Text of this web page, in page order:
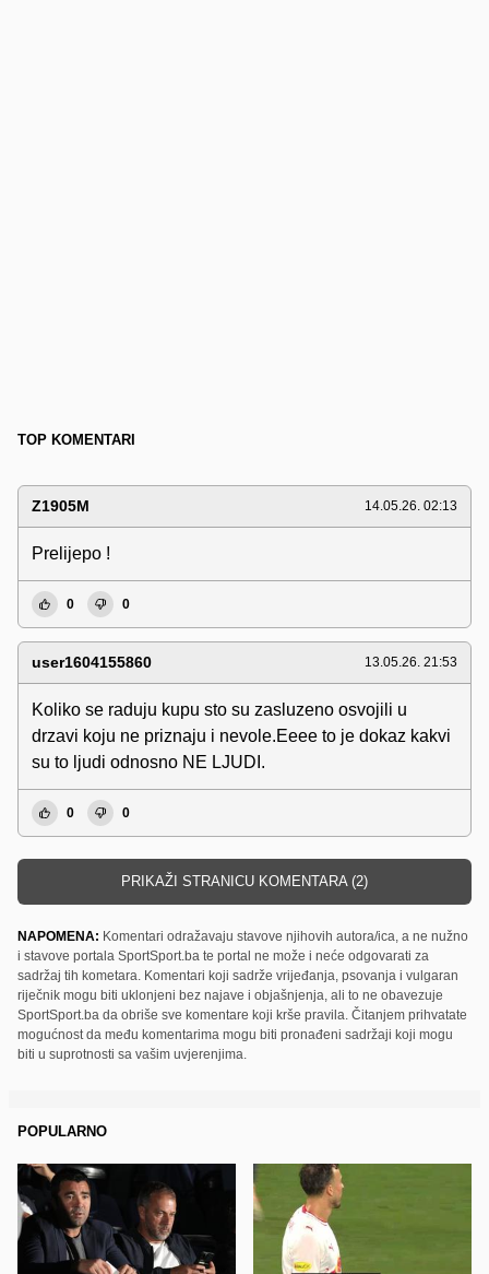
TOP KOMENTARI
Z1905M 14.05.26. 02:13
Prelijepo !
0 0
user1604155860 13.05.26. 21:53
Koliko se raduju kupu sto su zasluzeno osvojili u
drzavi koju ne priznaju i nevole.Eeee to je dokaz kakvi
su to ljudi odnosno NE LJUDI.
0 0
PRIKAŽI STRANICU KOMENTARA (2)
NAPOMENA: Komentari odražavaju stavove njihovih autora/ica, a ne nužno
i stavove portala SportSport.ba te portal ne može i neće odgovarati za
sadržaj tih kometara. Komentari koji sadrže vrijeđanja, psovanja i vulgaran
riječnik mogu biti uklonjeni bez najave i objašnjenja, ali to ne obavezuje
SportSport.ba da obriše sve komentare koji krše pravila. Čitanjem prihvatate
mogućnost da među komentarima mogu biti pronađeni sadržaji koji mogu
biti u suprotnosti sa vašim uvjerenjima.
POPULARNO